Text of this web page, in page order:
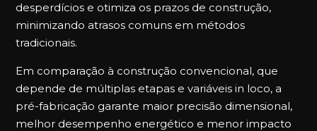
desperdícios e otimiza os prazos de construção,
minimizando atrasos comuns em métodos
tradicionais.
Em comparação à construção convencional, que
depende de múltiplas etapas e variáveis in loco, a
pré-fabricação garante maior precisão dimensional,
melhor desempenho energético e menor impacto